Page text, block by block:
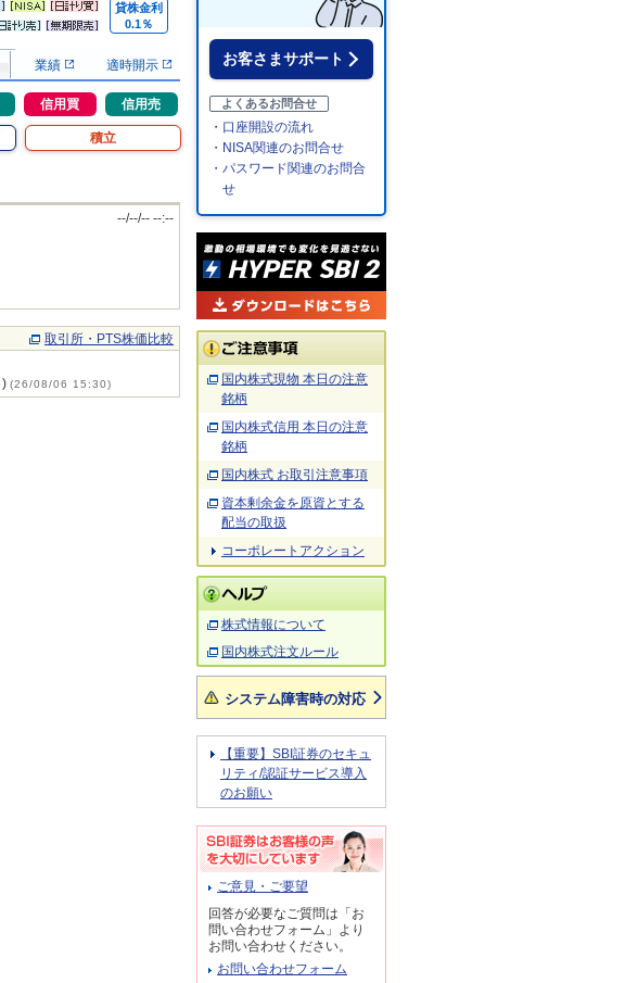
貸株金利
0.1％
業績 適時開示
信用買 信用売
積立
--/--/-- --:--
取引所・PTS株価比較
) (26/08/06 15:30)
お客さまサポート
よくあるお問合せ
・口座開設の流れ
・NISA関連のお問合せ
・パスワード関連のお問合
せ
国内株式現物 本日の注意
銘柄
国内株式信用 本日の注意
銘柄
国内株式 お取引注意事項
資本剰余金を原資とする
配当の取扱
コーポレートアクション
株式情報について
国内株式注文ルール
システム障害時の対応
【重要】SBI証券のセキュ
リティ/認証サービス導入
のお願い
ご意見・ご要望
回答が必要なご質問は「お
問い合わせフォーム」より
お問い合わせください。
お問い合わせフォーム